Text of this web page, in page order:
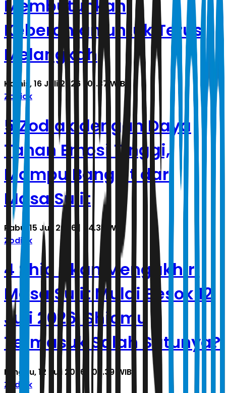
Membutuhkan
Keberanian untuk Terus
Melangkah
Kamis, 16 Juli 2026 | 01.37 WIB
Zodiak
5 Zodiak dengan Daya
Tahan Emosi Tinggi,
Mampu Bangkit dari
Masa Sulit
Rabu, 15 Juli 2026 | 04.35 WIB
Zodiak
4 Shio Akan Mengakhiri
Masa Sulit Mulai Besok 12
Juli 2026, Shiomu
Termasuk Salah Satunya?
Minggu, 12 Juli 2026 | 03.39 WIB
Zodiak